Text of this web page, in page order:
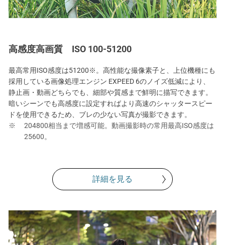
高感度高画質 ISO 100-51200
最高常用ISO感度は51200※。高性能な撮像素子と、上位機種にも
採用している画像処理エンジン EXPEED 6のノイズ低減により、
静止画・動画どちらでも、細部や質感まで鮮明に描写できます。
暗いシーンでも高感度に設定すればより高速のシャッタースピー
ドを使用できるため、ブレの少ない写真が撮影できます。
204800相当まで増感可能。動画撮影時の常用最高ISO感度は
25600。
詳細を見る